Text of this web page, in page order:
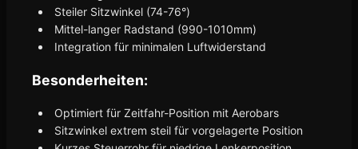
Steiler Sitzwinkel (74-76°)
Mittel-langer Radstand (990-1010mm)
Integration für minimalen Luftwiderstand
Besonderheiten:
Optimiert für Zeitfahr-Position mit Aerobars
Sitzwinkel extrem steil für vorgelagerte Position